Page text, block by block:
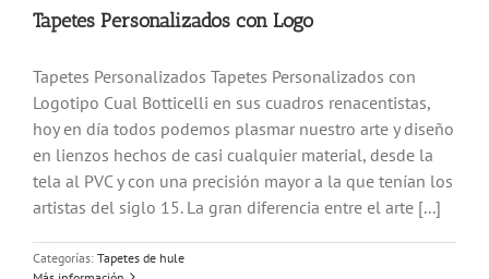
Tapetes Personalizados con Logo
Tapetes Personalizados Tapetes Personalizados con
Logotipo Cual Botticelli en sus cuadros renacentistas,
hoy en día todos podemos plasmar nuestro arte y diseño
en lienzos hechos de casi cualquier material, desde la
tela al PVC y con una precisión mayor a la que tenían los
artistas del siglo 15. La gran diferencia entre el arte [...]
Categorías: Tapetes de hule